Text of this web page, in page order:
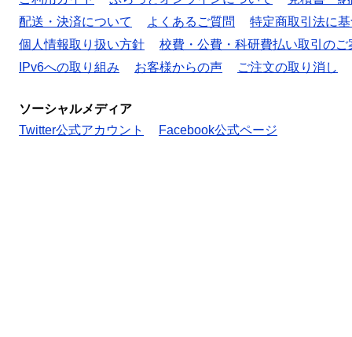
配送・決済について
よくあるご質問
特定商取引法に
個人情報取り扱い方針
校費・公費・科研費払い取引のご
IPv6への取り組み
お客様からの声 ご注文の取り消し
ソーシャルメディア
Twitter公式アカウント
Facebook公式ページ